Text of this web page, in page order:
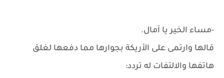
-مساء الخير يا آمال.
قالها وارتمى على الأريكة بجوارها مما دفعها لغلق
هاتفها والالتفات له تردد: